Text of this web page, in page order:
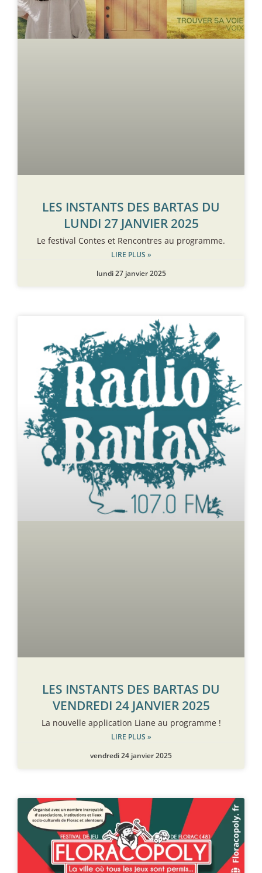
LES INSTANTS DES BARTAS DU
LUNDI 27 JANVIER 2025
Le festival Contes et Rencontres au programme.
LIRE PLUS »
lundi 27 janvier 2025
LES INSTANTS DES BARTAS DU
VENDREDI 24 JANVIER 2025
La nouvelle application Liane au programme !
LIRE PLUS »
vendredi 24 janvier 2025